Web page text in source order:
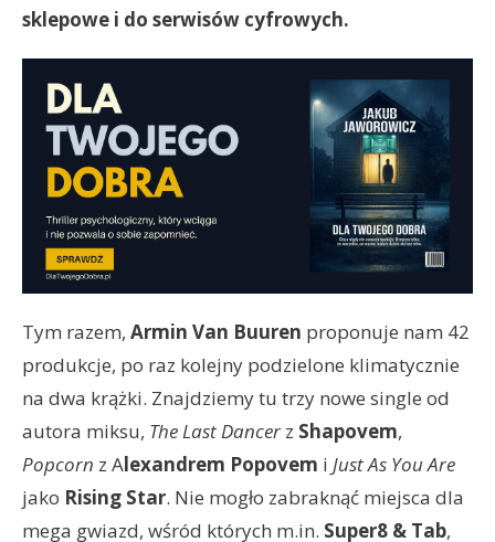
sklepowe i do serwisów cyfrowych.
Tym razem, Armin Van Buuren proponuje nam 42
produkcje, po raz kolejny podzielone klimatycznie
na dwa krążki. Znajdziemy tu trzy nowe single od
autora miksu, The Last Dancer z Shapovem,
Popcorn z Alexandrem Popovem i Just As You Are
jako Rising Star. Nie mogło zabraknąć miejsca dla
mega gwiazd, wśród których m.in. Super8 & Tab,